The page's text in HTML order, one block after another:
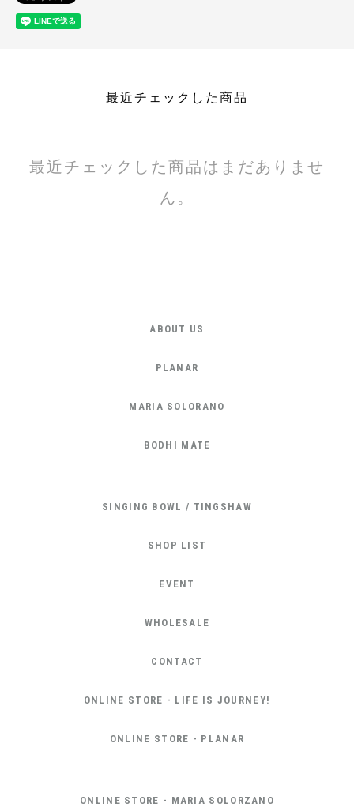
最近チェックした商品
最近チェックした商品はまだありませ
ん。
ABOUT US
PLANAR
MARIA SOLORANO
BODHI MATE
SINGING BOWL / TINGSHAW
SHOP LIST
EVENT
WHOLESALE
CONTACT
ONLINE STORE - LIFE IS JOURNEY!
ONLINE STORE - PLANAR
ONLINE STORE - MARIA SOLORZANO